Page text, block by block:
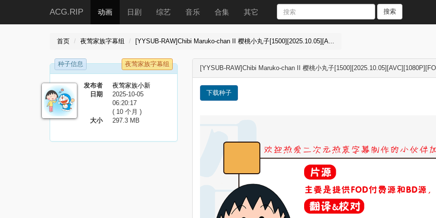
ACG.RIP 动画 日剧 综艺 音乐 合集 其它 搜索
首页 夜莺家族字幕组 [YYSUB-RAW]Chibi Maruko-chan II 樱桃小丸子[1500][2025.10.05][A...
种子信息 夜莺家族字幕组
发布者
夜莺家族小新
日期
2025-10-05
06:20:17
( 10 个月 )
大小
297.3 MB
[YYSUB-RAW]Chibi Maruko-chan II 樱桃小丸子
下载种子